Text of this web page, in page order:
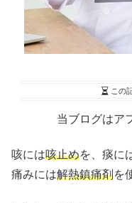
この
当ブログはア
咳には咳止めを、痰に
痛みには解熱鎮痛剤を